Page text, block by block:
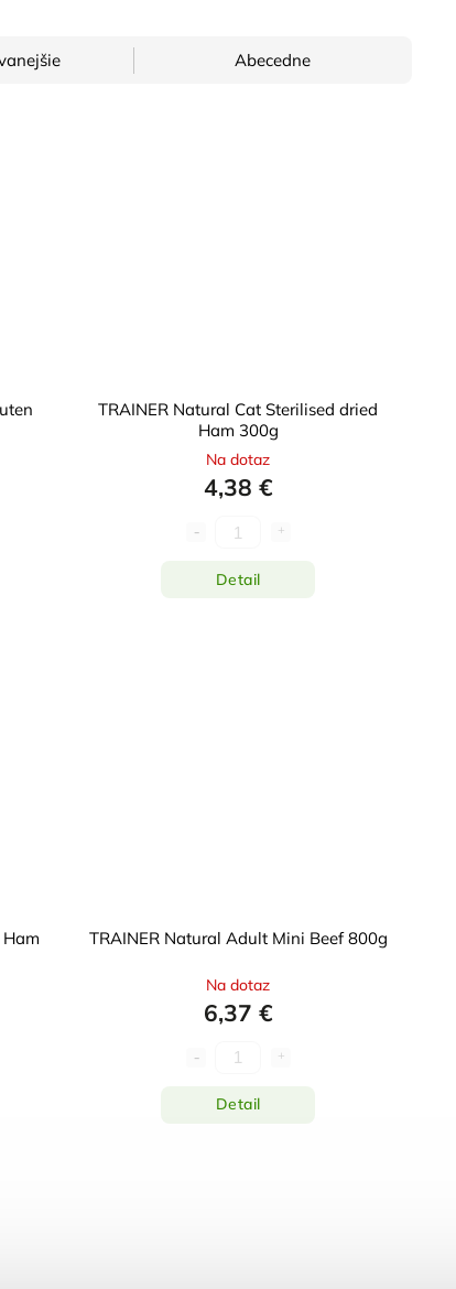
Abecedne
TRAINER Natural Cat Sterilised dried
Ham 300g
Na dotaz
4,38 €
Detail
TRAINER Natural Adult Mini Beef 800g
Na dotaz
6,37 €
Detail